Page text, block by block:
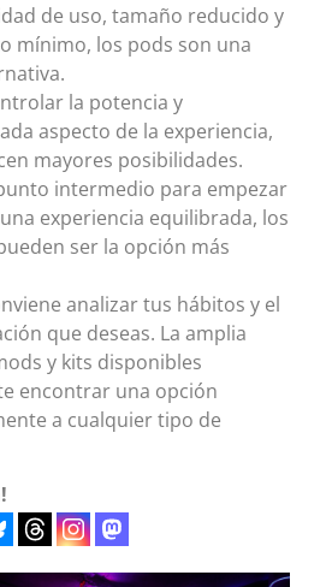
de uso, tamaño reducido y
mínimo, los pods son una
la potencia y
aspecto de la experiencia,
mayores posibilidades.
intermedio para empezar
experiencia equilibrada, los
ser la opción más
analizar tus hábitos y el
que deseas. La amplia
y kits disponibles
encontrar una opción
a cualquier tipo de